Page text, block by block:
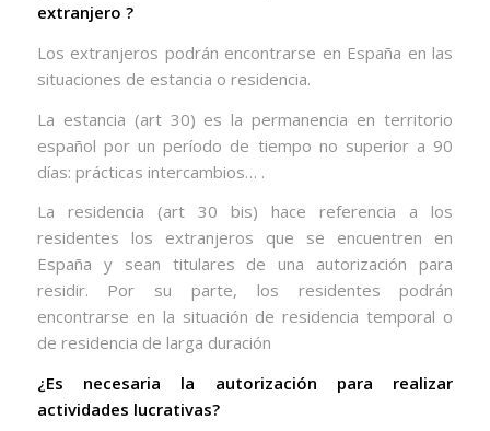
extranjero ?
Los extranjeros podrán encontrarse en España en las
situaciones de estancia o residencia.
La estancia (art 30) es la permanencia en territorio
español por un período de tiempo no superior a 90
días: prácticas intercambios… .
La residencia (art 30 bis) hace referencia a los
residentes los extranjeros que se encuentren en
España y sean titulares de una autorización para
residir. Por su parte, los residentes podrán
encontrarse en la situación de residencia temporal o
de residencia de larga duración
¿Es necesaria la autorización para realizar
actividades lucrativas?